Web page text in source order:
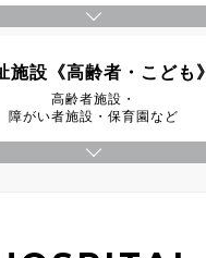
施設《高齢者・こども》
高齢者施設・
障がい者施設・保育園など